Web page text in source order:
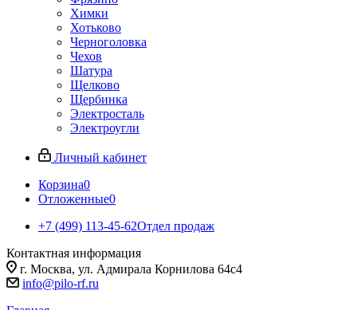
Химки
Хотьково
Черноголовка
Чехов
Шатура
Щелково
Щербинка
Электросталь
Электроугли
Личный кабинет
Корзина0
Отложенные0
+7 (499) 113-45-62Отдел продаж
Контактная информация
г. Москва, ул. Адмирала Корнилова 64с4
info@pilo-rf.ru